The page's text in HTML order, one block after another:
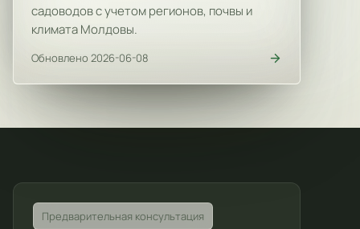
садоводов с учетом регионов, почвы и
климата Молдовы.
Обновлено 2026-06-08
Предварительная консультация